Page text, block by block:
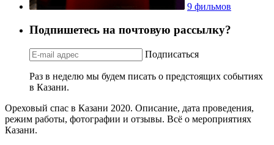
9 фильмов
Подпишетесь на почтовую рассылку?
Подписаться
Раз в неделю мы будем писать о предстоящих событиях
в Казани.
Ореховый спас в Казани 2020. Описание, дата проведения,
режим работы, фотографии и отзывы. Всё о мероприятиях
Казани.